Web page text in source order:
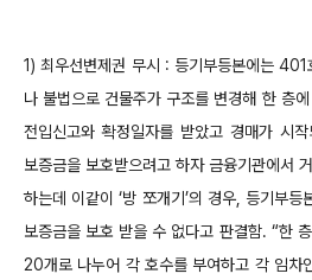
1) 최우선변제권 무시 : 등기부등본에는
나 불법으로 건물주가 구조를 변경해 한 층
전입신고와 확정일자를 받았고 경매가 시
보증금을 보호받으려고 하자 금융기관에서
하는데 이같이 ‘방 쪼개기’의 경우, 등기부
보증금을 보호 받을 수 없다고 판결함. “한
20개로 나누어 각 호수를 부여하고 각 임차